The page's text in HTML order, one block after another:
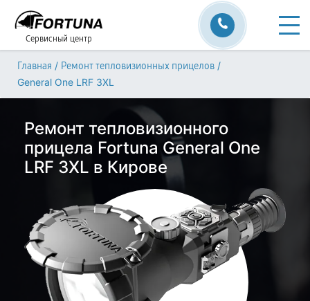
Сервисный центр
Главная / Ремонт тепловизионных прицелов /
General One LRF 3XL
Ремонт тепловизионного
прицела Fortuna General One
LRF 3XL в Кирове